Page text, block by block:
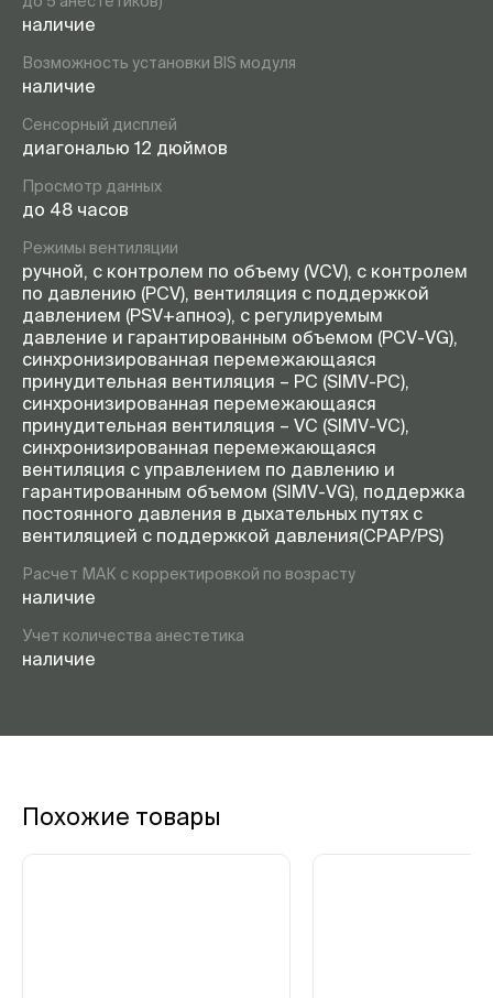
наличие
Возможность установки BIS модуля
наличие
Сенсорный дисплей
диагональю 12 дюймов
Просмотр данных
до 48 часов
Режимы вентиляции
ручной, с контролем по объему (VCV), с контролем
по давлению (PCV), вентиляция с поддержкой
давлением (PSV+апноэ), с регулируемым
давление и гарантированным объемом (PCV-VG),
синхронизированная перемежающаяся
принудительная вентиляция – PC (SIMV-PC),
синхронизированная перемежающаяся
принудительная вентиляция – VC (SIMV-VC),
синхронизированная перемежающаяся
вентиляция с управлением по давлению и
гарантированным объемом (SIMV-VG), поддержка
постоянного давления в дыхательных путях с
вентиляцией с поддержкой давления(CPAP/PS)
Расчет МАК с корректировкой по возрасту
наличие
Учет количества анестетика
наличие
Похожие товары